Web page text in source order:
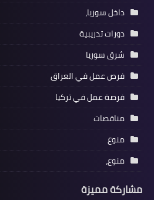
داخل سوريا،
دورات تدريبية
شرق سوريا
فرص عمل في العراق
فرصة عمل في تركيا
مناقصات
منوع
منوع،
مشاركة مميزة